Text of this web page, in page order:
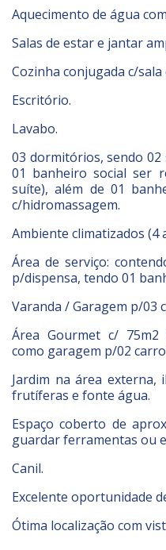
Aquecimento de água
Salas de estar e jantar
Cozinha conjugada c/sala
Escritório.
Lavabo.
03 dormitórios, sendo 02
01 banheiro social ser
suíte), além de 01
c/hidromassagem.
Ambiente climatizados (4
Área de serviço:
p/dispensa, tendo 01
Varanda / Garagem p/03
Área Gourmet c/
como garagem p/02
Jardim na área externa,
frutíferas e fonte água.
Espaço coberto de
guardar ferramentas ou
Canil.
Excelente oportunidade
Ótima localização com